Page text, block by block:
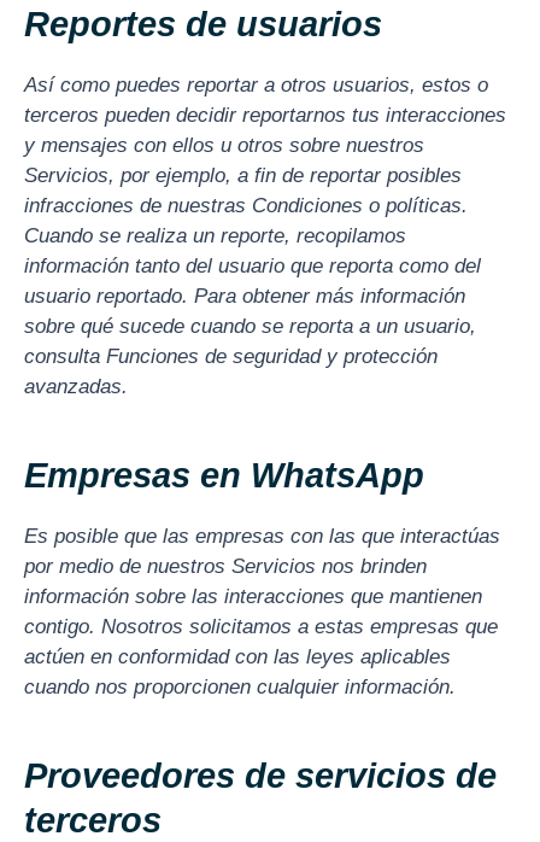
Reportes de usuarios
Así como puedes reportar a otros usuarios, estos o
terceros pueden decidir reportarnos tus interacciones
y mensajes con ellos u otros sobre nuestros
Servicios, por ejemplo, a fin de reportar posibles
infracciones de nuestras Condiciones o políticas.
Cuando se realiza un reporte, recopilamos
información tanto del usuario que reporta como del
usuario reportado. Para obtener más información
sobre qué sucede cuando se reporta a un usuario,
consulta Funciones de seguridad y protección
avanzadas.
Empresas en WhatsApp
Es posible que las empresas con las que interactúas
por medio de nuestros Servicios nos brinden
información sobre las interacciones que mantienen
contigo. Nosotros solicitamos a estas empresas que
actúen en conformidad con las leyes aplicables
cuando nos proporcionen cualquier información.
Proveedores de servicios de
terceros